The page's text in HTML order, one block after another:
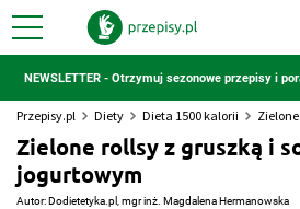
NEWSLETTER - Otrzymuj sezonowe przepisy i
Przepisy.pl Diety Dieta 1500 kalorii
Zielone rollsy z gruszką i
jogurtowym
Autor:Dodietetyka.pl, mgr inż. Magdalena Hermanowska